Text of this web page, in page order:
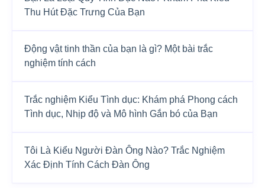
Thu Hút Đặc Trưng Của Bạn
Động vật tinh thần của bạn là gì? Một bài trắc
nghiệm tính cách
Trắc nghiệm Kiểu Tình dục: Khám phá Phong cách
Tình dục, Nhịp độ và Mô hình Gắn bó của Bạn
Tôi Là Kiểu Người Đàn Ông Nào? Trắc Nghiệm
Xác Định Tính Cách Đàn Ông